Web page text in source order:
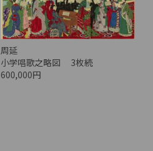
周延
小学唱歌之略図 3枚続
600,000円